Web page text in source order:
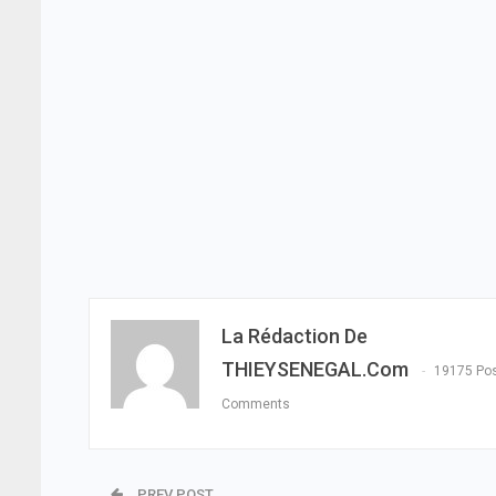
La Rédaction De
THIEYSENEGAL.com
19175
Comments